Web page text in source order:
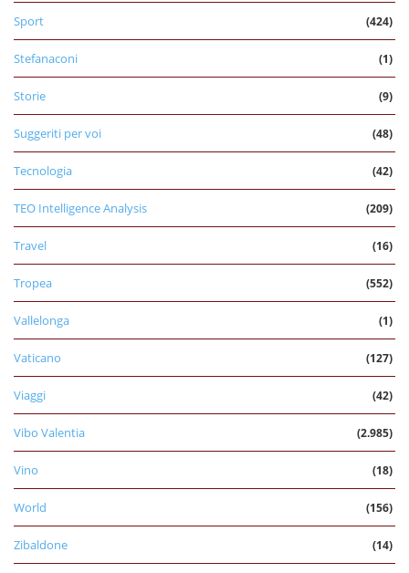
Sport (424)
Stefanaconi (1)
Storie (9)
Suggeriti per voi (48)
Tecnologia (42)
TEO Intelligence Analysis (209)
Travel (16)
Tropea (552)
Vallelonga (1)
Vaticano (127)
Viaggi (42)
Vibo Valentia (2.985)
Vino (18)
World (156)
Zibaldone (14)